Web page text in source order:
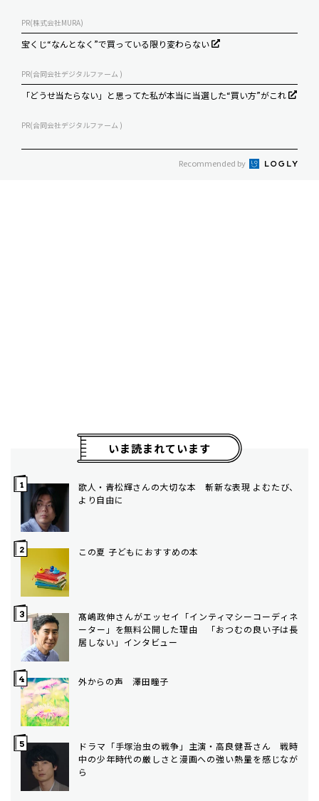
PR(株式会社MURA)
宝くじ“なんとなく”で買っている限り変わらない
PR(合同会社デジタルファーム )
「どうせ当たらない」と思ってた私が本当に当選した“買い方”がこれ
PR(合同会社デジタルファーム )
Recommended by
いま読まれています
歌人・青松輝さんの大切な本 斬新な表現 よむたび、
より自由に
この夏 子どもにおすすめの本
髙嶋政伸さんがエッセイ「インティマシーコーディネ
ーター」を無料公開した理由 「おつむの良い子は長
居しない」インタビュー
外からの声 澤田瞳子
ドラマ「手塚治虫の戦争」主演・高良健吾さん 戦時
中の少年時代の厳しさと漫画への強い熱量を感じなが
ら